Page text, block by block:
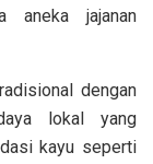
aneka jajanan
dengan
lokal yang
kayu seperti